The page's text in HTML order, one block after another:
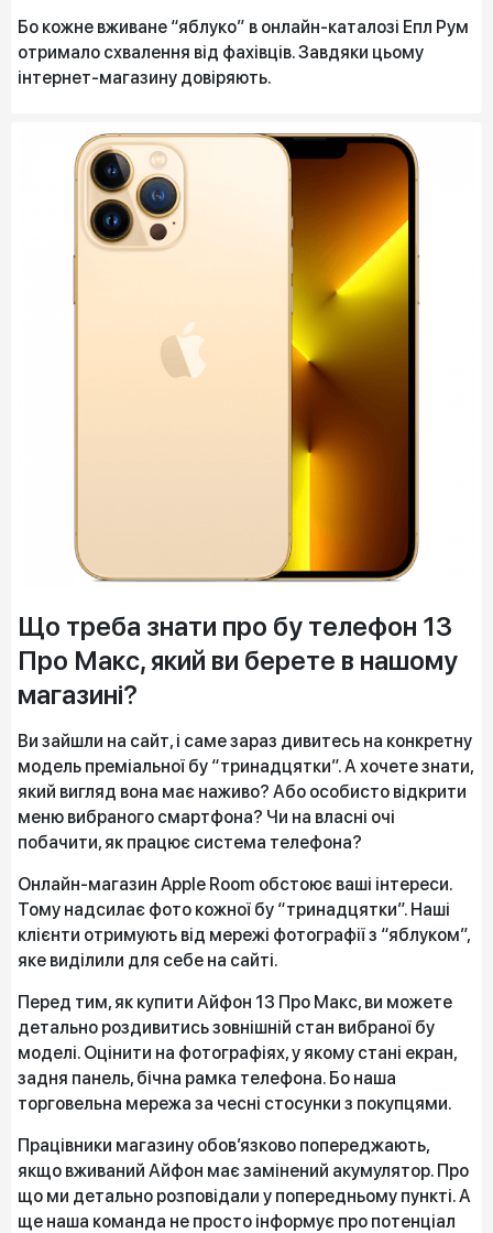
Бо кожне вживане “яблуко” в онлайн-каталозі Епл Рум
отримало схвалення від фахівців. Завдяки цьому
інтернет-магазину довіряють.
Що треба знати про бу телефон 13
Про Макс, який ви берете в нашому
магазині?
Ви зайшли на сайт, і саме зараз дивитесь на конкретну
модель преміальної бу “тринадцятки”. А хочете знати,
який вигляд вона має наживо? Або особисто відкрити
меню вибраного смартфона? Чи на власні очі
побачити, як працює система телефона?
Онлайн-магазин Apple Room обстоює ваші інтереси.
Тому надсилає фото кожної бу “тринадцятки”. Наші
клієнти отримують від мережі фотографії з “яблуком”,
яке виділили для себе на сайті.
Перед тим, як купити Айфон 13 Про Макс, ви можете
детально роздивитись зовнішній стан вибраної бу
моделі. Оцінити на фотографіях, у якому стані екран,
задня панель, бічна рамка телефона. Бо наша
торговельна мережа за чесні стосунки з покупцями.
Працівники магазину обов’язково попереджають,
якщо вживаний Айфон має замінений акумулятор. Про
що ми детально розповідали у попередньому пункті. А
ще наша команда не просто інформує про потенціал